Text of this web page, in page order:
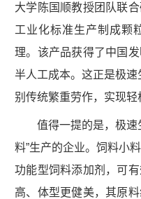
大学陈国顺教授团队联
工业化标准生产制成颗
理。该产品获得了中国
半人工成本。这正是极
别传统繁重劳作，实现轻
值得一提的是，极速
料”生产的企业。饲料小
功能型饲料添加剂，可
高、体型更健美，其原